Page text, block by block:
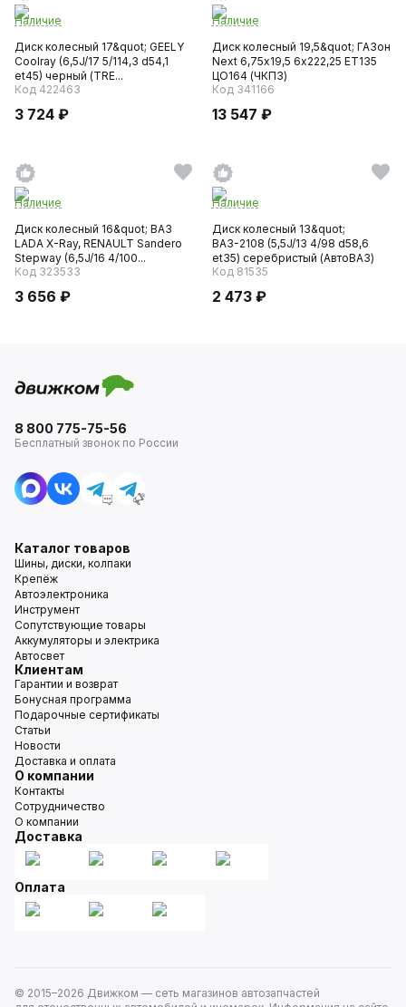
Наличие
Диск колесный 17&quot; GEELY
Coolray (6,5J/17 5/114,3 d54,1
et45) черный (TRE...
Код 422463
3 724 ₽
Наличие
Диск колесный 19,5&quot; ГАЗон
Next 6,75х19,5 6x222,25 ET135
ЦО164 (ЧКПЗ)
Код 341166
13 547 ₽
Наличие
Диск колесный 16&quot; ВАЗ
LADA X-Ray, RENAULT Sandero
Stepway (6,5J/16 4/100...
Код 323533
3 656 ₽
Наличие
Диск колесный 13&quot;
ВАЗ-2108 (5,5J/13 4/98 d58,6
et35) серебристый (АвтоВАЗ)
Код 81535
2 473 ₽
8 800 775-75-56
Бесплатный звонок по России
Каталог товаров
Шины, диски, колпаки
Крепёж
Автоэлектроника
Инструмент
Сопутствующие товары
Аккумуляторы и электрика
Автосвет
Клиентам
Гарантии и возврат
Бонусная программа
Подарочные сертификаты
Статьи
Новости
Доставка и оплата
О компании
Контакты
Сотрудничество
О компании
Доставка
Оплата
© 2015–2026 Движком — сеть магазинов автозапчастей